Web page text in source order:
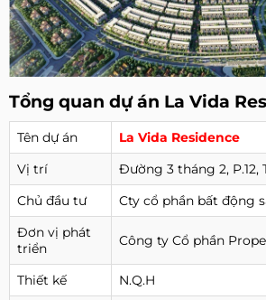
Tổng quan dự án La Vida
Tên dự án
La Vida Residence
Vị trí
Đường 3 tháng 2, P.12,
Chủ đầu tư
Cty cổ phần bất động
Đơn vị phát
triển
Công ty Cổ phần
Thiết kế
N.Q.H